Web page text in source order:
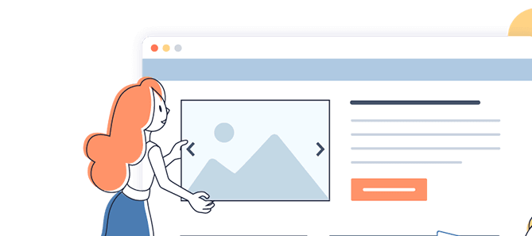
Nobody's dog France
Conditions de vie des chiens
Accueil Pages Transfert
Au
Ci-dessous, tous les chiens pris
Association
Présentation
La fourrière serbe de Bečej